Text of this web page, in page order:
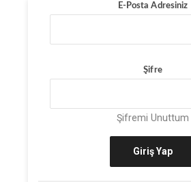
E-Posta Adresiniz
Şifre
Şifremi Unuttum
Giriş Yap